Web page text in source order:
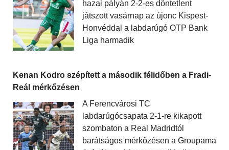
hazai pályán 2-2-es döntetlent
játszott vasárnap az újonc Kispest-
Honvéddal a labdarúgó OTP Bank
Liga harmadik
Kenan Kodro szépített a második félidőben a Fradi-
Reál mérkőzésen
A Ferencvárosi TC
labdarúgócsapata 2-1-re kikapott
szombaton a Real Madridtól
barátságos mérkőzésen a Groupama